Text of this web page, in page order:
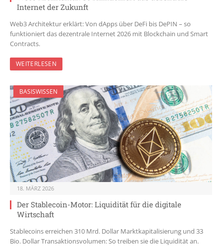
Internet der Zukunft
Web3 Architektur erklärt: Von dApps über DeFi bis DePIN – so
funktioniert das dezentrale Internet 2026 mit Blockchain und Smart
Contracts.
WEITERLESEN
BASISWISSEN
18. MÄRZ 2026
Der Stablecoin-Motor: Liquidität für die digitale
Wirtschaft
Stablecoins erreichen 310 Mrd. Dollar Marktkapitalisierung und 33
Bio. Dollar Transaktionsvolumen: So treiben sie die Liquidität an.